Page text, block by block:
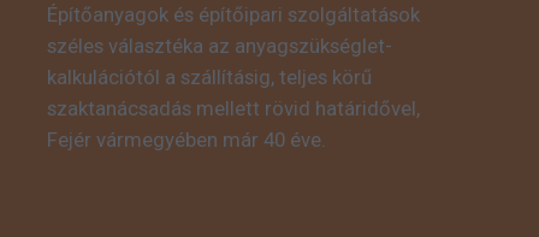
Építőanyagok és építőipari szolgáltatások
széles választéka az anyagszükséglet-
kalkulációtól a szállításig, teljes körű
szaktanácsadás mellett rövid határidővel,
Fejér vármegyében már 40 éve.